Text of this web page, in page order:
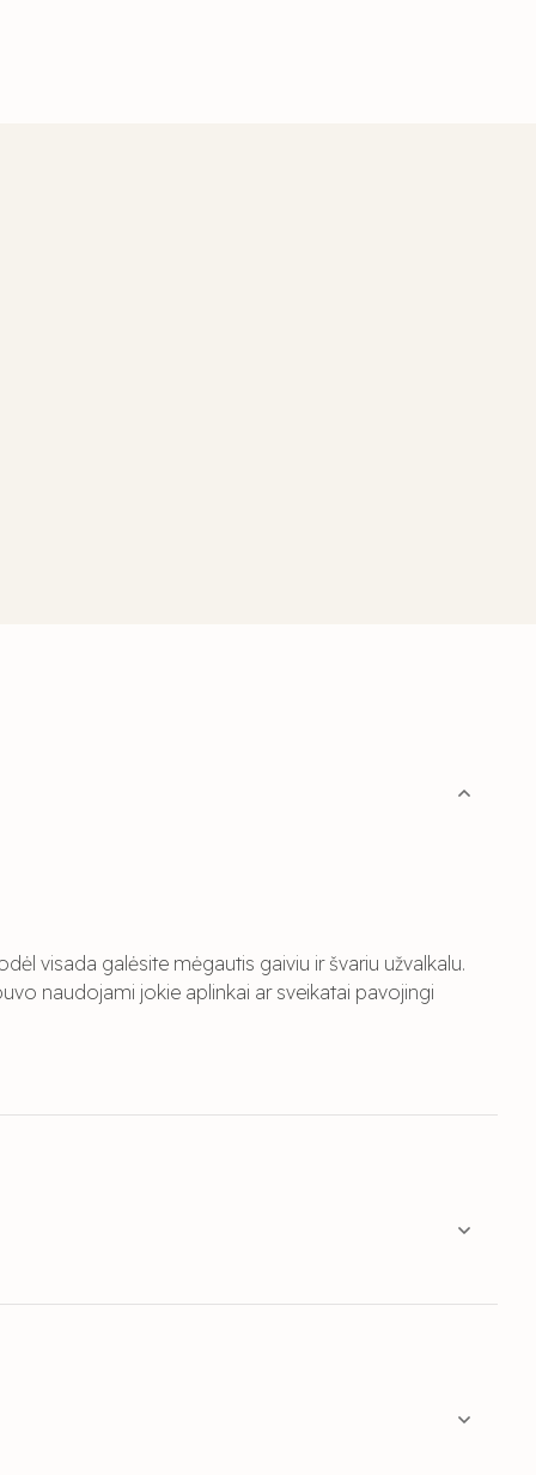
visada galėsite mėgautis gaiviu ir švariu užvalkalu.
naudojami jokie aplinkai ar sveikatai pavojingi